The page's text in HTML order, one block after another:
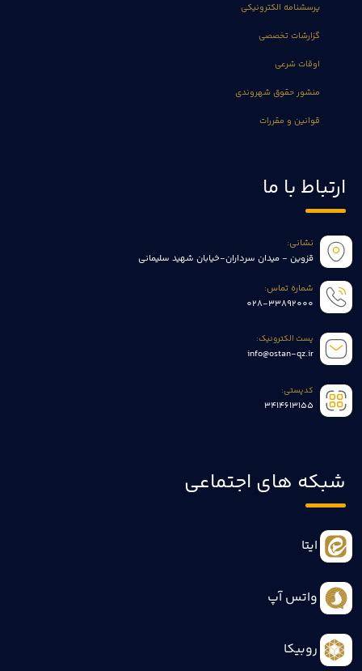
پرسشنامه الکترونیکی
گزارشات تخصصی
اوقات شرعی
منشور حقوق شهروندی
قوانین و مقررات
ارتباط با ما
نشانی:
قزوین - میدان سرداران-خیابان شهید سلیمانی
شماره تماس:
028-33892000
پست الکترونیک:
info@ostan-qz.ir
کدپستی:
3414613155
شبکه های اجتماعی
ایتا
واتس آپ
روبیکا